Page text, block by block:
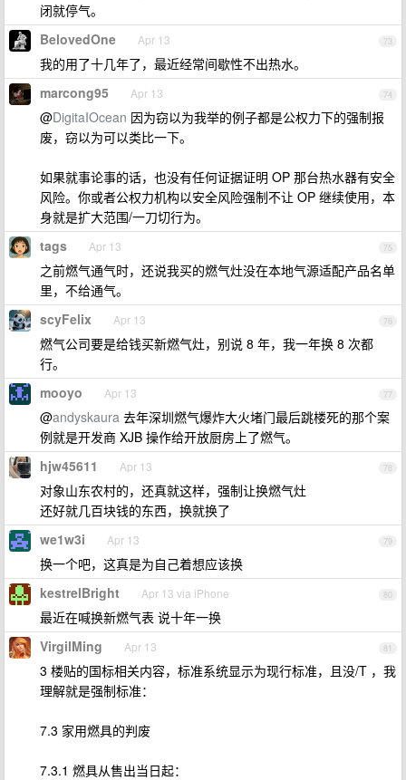
闭就停气。
73
BelovedOne Apr 13
我的用了十几年了，最近经常间歇性不出热水。
74
marcong95 Apr 13
@DigitaIOcean 因为窃以为我举的例子都是公权力下的强制报
废，窃以为可以类比一下。
如果就事论事的话，也没有任何证据证明 OP 那台热水器有安全
风险。你或者公权力机构以安全风险强制不让 OP 继续使用，本
身就是扩大范围/一刀切行为。
75
tags Apr 13
之前燃气通气时，还说我买的燃气灶没在本地气源适配产品名单
里，不给通气。
76
scyFelix Apr 13
燃气公司要是给钱买新燃气灶，别说 8 年，我一年换 8 次都
行。
77
mooyo Apr 13
@andyskaura 去年深圳燃气爆炸大火堵门最后跳楼死的那个案
例就是开发商 XJB 操作给开放厨房上了燃气。
78
hjw45611 Apr 13
对象山东农村的，还真就这样，强制让换燃气灶
还好就几百块钱的东西，换就换了
79
we1w3i Apr 13
换一个吧，这真是为自己着想应该换
80
kestrelBright Apr 13 via iPhone
最近在喊换新燃气表 说十年一换
81
VirgilMing Apr 13
3 楼贴的国标相关内容，标准系统显示为现行标准，且没/T ，我
理解就是强制标准：
7.3 家用燃具的判废
7.3.1 燃具从售出当日起：